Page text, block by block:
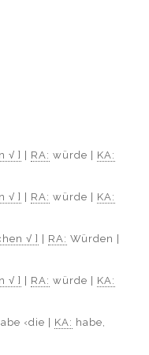
√ ] RA: würde | KA:
√ ] RA: würde | KA:
√ ] RA: Würden |
√ ] RA: würde | KA:
‹die | KA: habe,